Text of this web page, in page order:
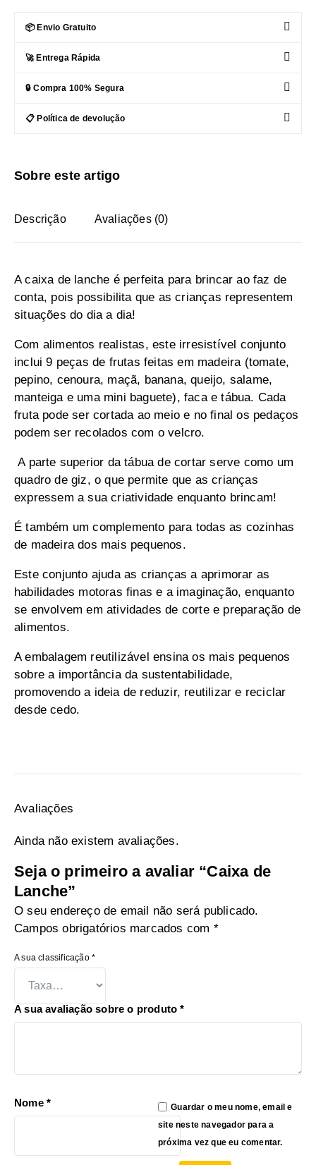
📦 Envio Gratuito
🚀 Entrega Rápida
🔒 Compra 100% Segura
📋 Política de devolução
Sobre este artigo
Descrição Avaliações (0)
A caixa de lanche é perfeita para brincar ao faz de
conta, pois possibilita que as crianças representem
situações do dia a dia!
Com alimentos realistas, este irresistível conjunto
inclui 9 peças de frutas feitas em madeira (tomate,
pepino, cenoura, maçã, banana, queijo, salame,
manteiga e uma mini baguete), faca e tábua. Cada
fruta pode ser cortada ao meio e no final os pedaços
podem ser recolados com o velcro.
A parte superior da tábua de cortar serve como um
quadro de giz, o que permite que as crianças
expressem a sua criatividade enquanto brincam!
É também um complemento para todas as cozinhas
de madeira dos mais pequenos.
Este conjunto ajuda as crianças a aprimorar as
habilidades motoras finas e a imaginação, enquanto
se envolvem em atividades de corte e preparação de
alimentos.
A embalagem reutilizável ensina os mais pequenos
sobre a importância da sustentabilidade,
promovendo a ideia de reduzir, reutilizar e reciclar
desde cedo.
Avaliações
Ainda não existem avaliações.
Seja o primeiro a avaliar “Caixa de
Lanche”
O seu endereço de email não será publicado.
Campos obrigatórios marcados com *
A sua classificação *
A sua avaliação sobre o produto*
Nome *
Guardar o meu nome, email e
site neste navegador para a
próxima vez que eu comentar.